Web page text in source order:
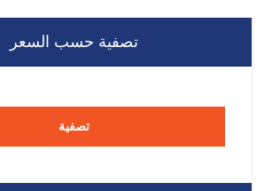
تصفية حسب السعر
تصفية